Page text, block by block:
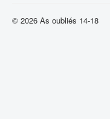
© 2026 As oubliés 14-18